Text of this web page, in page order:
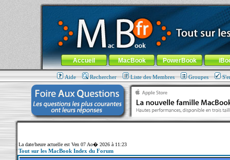
MacBook-fr.com : 100% Apple... 100% nomade !
Aller au contenu-Aller au menu général-Aller au menu de
Menu général
Accueil MacBook PowerBook
Aide Rechercher Liste des Membres Groupes
La date/heure actuelle est Ven 07 Ao� 2026 à 11:23
Tout sur les MacBook Index du Forum